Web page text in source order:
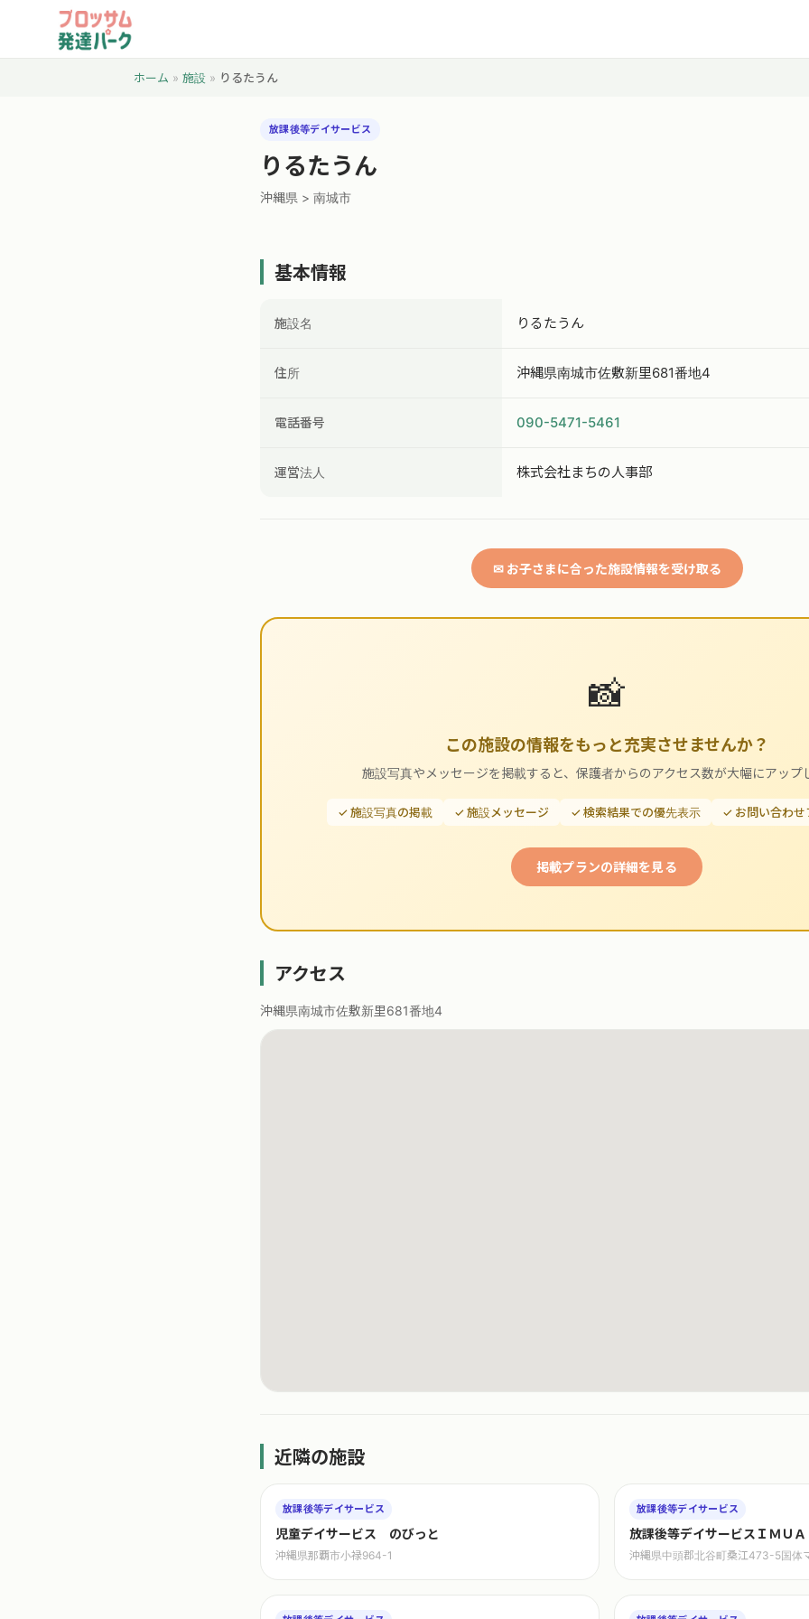
ホーム » 施設 » りるたうん
放課後等デイサービス
りるたうん
沖縄県 > 南城市
基本情報
施設名 りるたうん
住所 沖縄県南城市佐敷新里681番地4
電話番号 090-5471-5461
運営法人 株式会社まちの人事部
✉ お子さまに合った施設情報を受け取る
📸
この施設の情報をもっと充実させませんか？
施設写真やメッセージを掲載すると、保護者からのアクセス数が大幅にアップ
✓ 施設写真の掲載 ✓ 施設メッセージ ✓ 検索結果での優先表示 ✓ お問い合わせ
掲載プランの詳細を見る
アクセス
沖縄県南城市佐敷新里681番地4
近隣の施設
放課後等デイサービス
児童デイサービス のびっと
沖縄県那覇市小禄964-1
放課後等デイサービス
放課後等デイサービスＩＭＵＡ
沖縄県中頭郡北谷町桑江473-5国体